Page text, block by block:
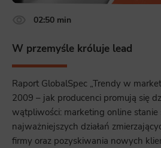
02:50 min
W przemyśle króluje lead
Raport GlobalSpec „Trendy w
2009 – jak producenci promują się
wątpliwości: marketing online stanie
najważniejszych działań
firmy oraz pozyskiwania nowych